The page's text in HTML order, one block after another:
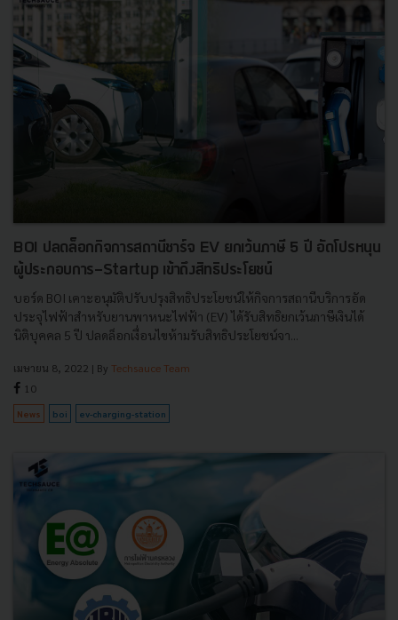
BOI ปลดล็อกกิจการสถานีชาร์จ EV ยกเว้นภาษี 5 ปี อัดโปรหนุน
ผู้ประกอบการ-Startup เข้าถึงสิทธิประโยชน์
บอร์ด BOI เคาะอนุมัติปรับปรุงสิทธิประโยชน์ให้กิจการสถานีบริการอัด
ประจุไฟฟ้าสำหรับยานพาหนะไฟฟ้า (EV) ได้รับสิทธิยกเว้นภาษีเงินได้
นิติบุคคล 5 ปี ปลดล็อกเงื่อนไขห้ามรับสิทธิประโยชน์จา...
เมษายน 8, 2022 | By Techsauce Team
10
News boi ev-charging-station